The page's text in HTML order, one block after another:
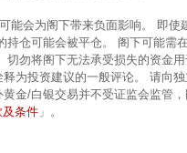
会为阁下带来负面影响。 即
仓可能会被平仓。 阁下可能
勿将阁下无法承受损失的资金
投资建议的一般评论。 请向
金/白银交易并不受证监会监管
及条件 」。